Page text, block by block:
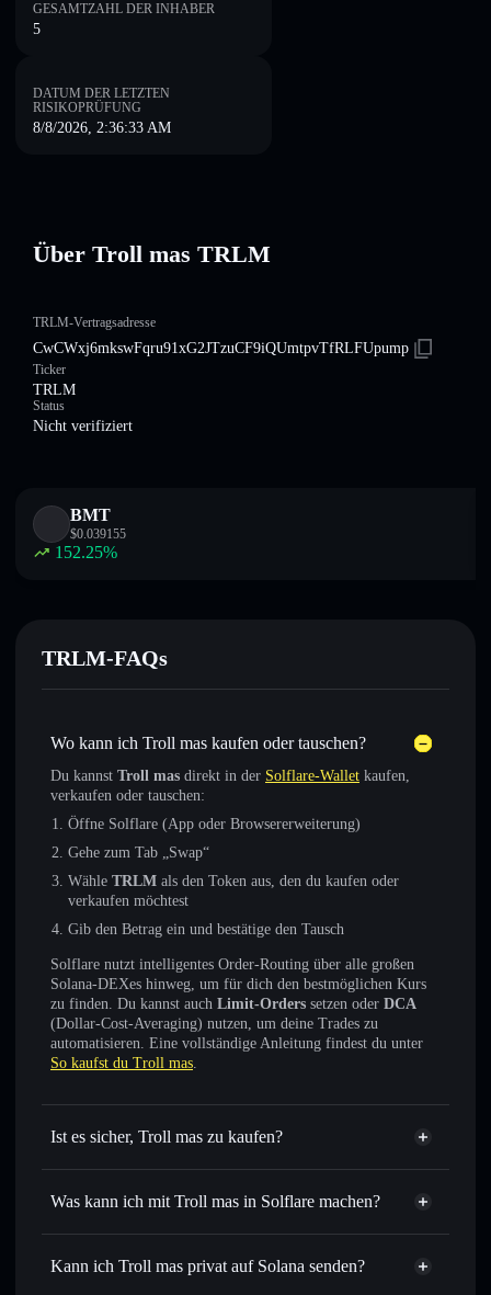
GESAMTZAHL DER INHABER
5
DATUM DER LETZTEN
RISIKOPRÜFUNG
8/8/2026, 2:36:33 AM
Über Troll mas TRLM
TRLM-Vertragsadresse
CwCWxj6mkswFqru91xG2JTzuCF9iQUmtpvTfRLFUpump
Ticker
TRLM
Status
Nicht verifiziert
BMT
$0.039155
152.25%
TRLM-FAQs
Wo kann ich Troll mas kaufen oder tauschen?
Du kannst Troll mas direkt in der Solflare-Wallet kaufen,
verkaufen oder tauschen:
Öffne Solflare (App oder Browsererweiterung)
Gehe zum Tab „Swap“
Wähle TRLM als den Token aus, den du kaufen oder
verkaufen möchtest
Gib den Betrag ein und bestätige den Tausch
Solflare nutzt intelligentes Order-Routing über alle großen
Solana-DEXes hinweg, um für dich den bestmöglichen Kurs
zu finden. Du kannst auch Limit-Orders setzen oder DCA
(Dollar-Cost-Averaging) nutzen, um deine Trades zu
automatisieren. Eine vollständige Anleitung findest du unter
So kaufst du Troll mas.
Ist es sicher, Troll mas zu kaufen?
Troll mas nicht verifiziert
Was kann ich mit Troll mas in Solflare machen?
Troll mas
Solflare-Wallet
Sofort tauschen– handle TRLM gegen SOL, USDC oder
Kann ich Troll mas privat auf Solana senden?